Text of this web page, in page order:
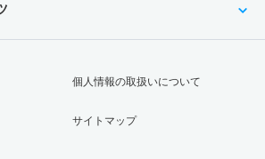
個人情報の取扱いについて
サイトマップ